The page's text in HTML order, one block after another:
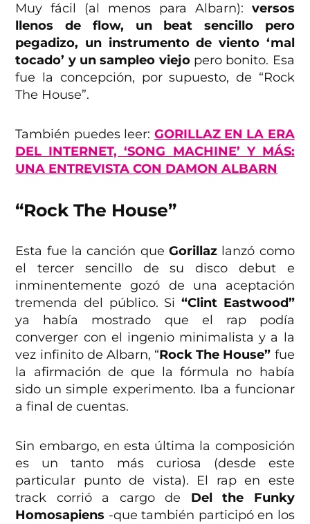
Muy fácil (al menos para Albarn): versos
llenos de flow, un beat sencillo pero
pegadizo, un instrumento de viento ‘mal
tocado’ y un sampleo viejopero bonito. Esa
fue la concepción, por supuesto, de “Rock
The House”.
También puedes leer: GORILLAZ EN LA ERA
DEL INTERNET, ‘SONG MACHINE’ Y MÁS:
UNA ENTREVISTA CON DAMON ALBARN
“Rock The House”
Esta fue la canción que Gorillazlanzó como
el tercer sencillo de su disco debut e
inminentemente gozó de una aceptación
tremenda del público. Si “Clint Eastwood”
ya había mostrado que el rap podía
converger con el ingenio minimalista y a la
vez infinito de Albarn, “Rock The House” fue
la afirmación de que la fórmula no había
sido un simple experimento. Iba a funcionar
a final de cuentas.
Sin embargo, en esta última la composición
es un tanto más curiosa (desde este
particular punto de vista). El rap en este
track corrió a cargo de Del the Funky
Homosapiens -que también participó en los